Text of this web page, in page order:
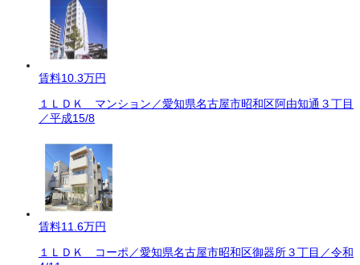
賃料10.3万円
１ＬＤＫ マンション／愛知県名古屋市昭和区阿由知通３丁目
／平成15/8
賃料11.6万円
１ＬＤＫ コーポ／愛知県名古屋市昭和区御器所３丁目／令和